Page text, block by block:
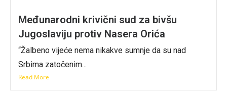
Međunarodni krivični sud za bivšu
Jugoslaviju protiv Nasera Orića
“Žalbeno vijeće nema nikakve sumnje da su nad
Srbima zatočenim...
Read More